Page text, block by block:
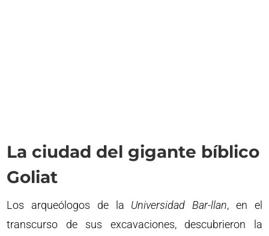
La ciudad del gigante bíblico
Goliat
Los arqueólogos de la Universidad Bar-llan, en el
transcurso de sus excavaciones, descubrieron la